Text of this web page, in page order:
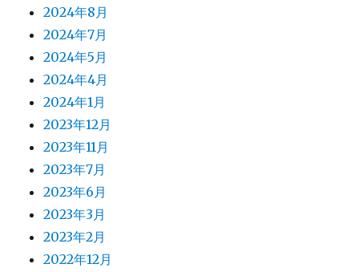
2024年8月
2024年7月
2024年5月
2024年4月
2024年1月
2023年12月
2023年11月
2023年7月
2023年6月
2023年3月
2023年2月
2022年12月